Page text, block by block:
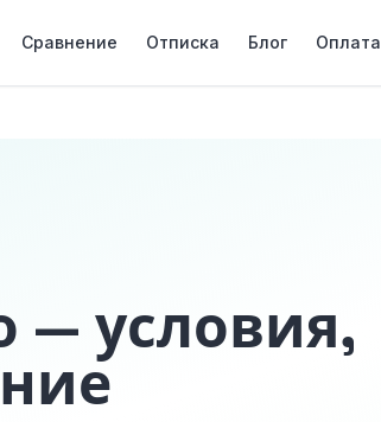
Сравнение Отписка Блог
— условия,